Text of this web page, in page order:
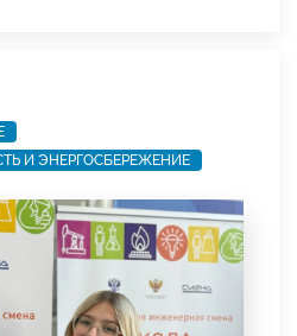
И ЭНЕРГОСБЕРЕЖЕНИЕ